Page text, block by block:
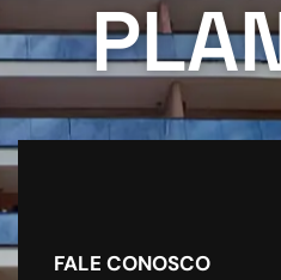
FALE CONOSCO